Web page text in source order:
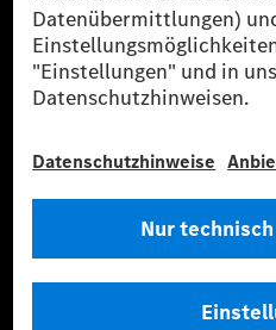
* Die angegebenen Werte wurden
Messverfahren WLTP (Worldwide
Procedure) ermittelt. Die
den europäischen Markt. Der
eines Pkw sind nicht nur von der
bzw. des Energieträgers durch den
** Der Stromverbrauch wurde auf der
Fahrzeugkonfiguration.
*** Angaben zum Stromverbrauch
wurden intern nach Maßgabe der
Prüfverfahren“ ermittelt. Es liegen
Typgenehmigung noch eine